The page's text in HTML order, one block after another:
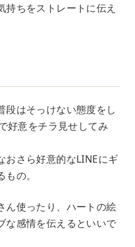
ちをストレートに伝え
段はそっけない態度をし
好意をチラ見せしてみ
おさら好意的なLINEにギ
の。
ん使ったり、ハートの絵
な感情を伝えるといいで